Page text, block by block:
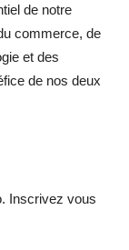
de notre
commerce, de
et des
de nos deux
Inscrivez vous